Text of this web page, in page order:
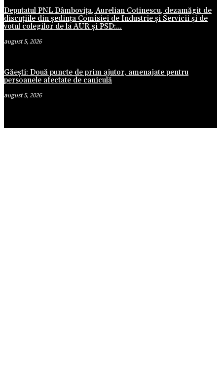
Deputatul PNL Dâmbovița, Aurelian Cotinescu, dezamăgit de
discuțiile din ședința Comisiei de Industrie și Servicii și de
votul colegilor de la AUR și PSD:...
august 5, 2026
Găești: Două puncte de prim ajutor, amenajate pentru
persoanele afectate de caniculă
august 5, 2026